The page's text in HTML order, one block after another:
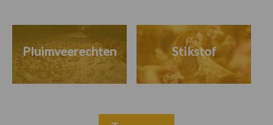
Pluimveerechten Stikstof